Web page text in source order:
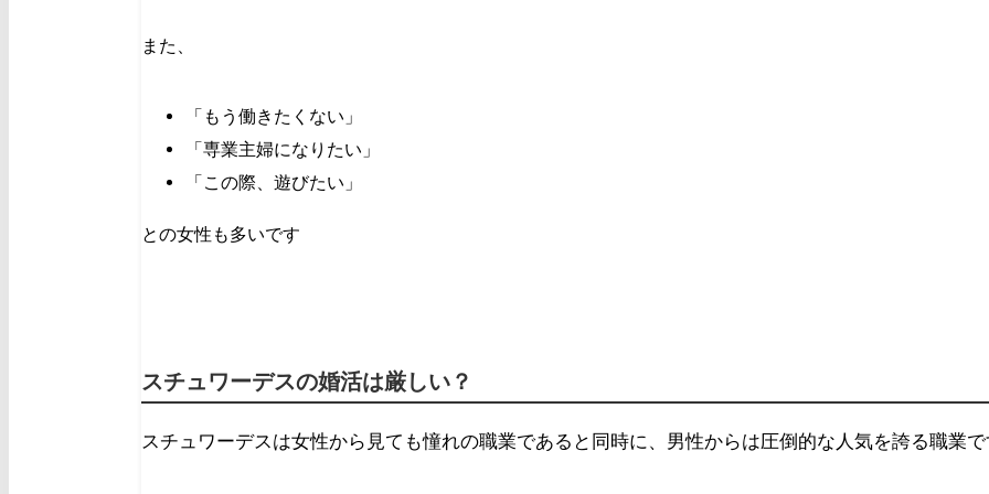
また、
「もう働きたくない」
「専業主婦になりたい」
「この際、遊びたい」
との女性も多いです
スチュワーデスの婚活は厳しい？
スチュワーデスは女性から見ても憧れの職業であると同時に、男性からは圧倒的な人気を誇る職業